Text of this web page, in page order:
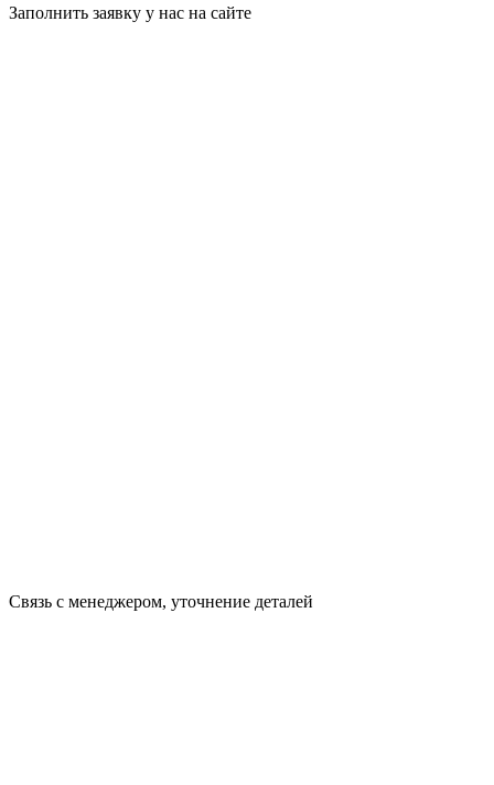
Заполнить заявку у нас на сайте
Связь с менеджером, уточнение деталей